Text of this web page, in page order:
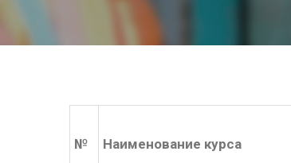
№ Наименование курса